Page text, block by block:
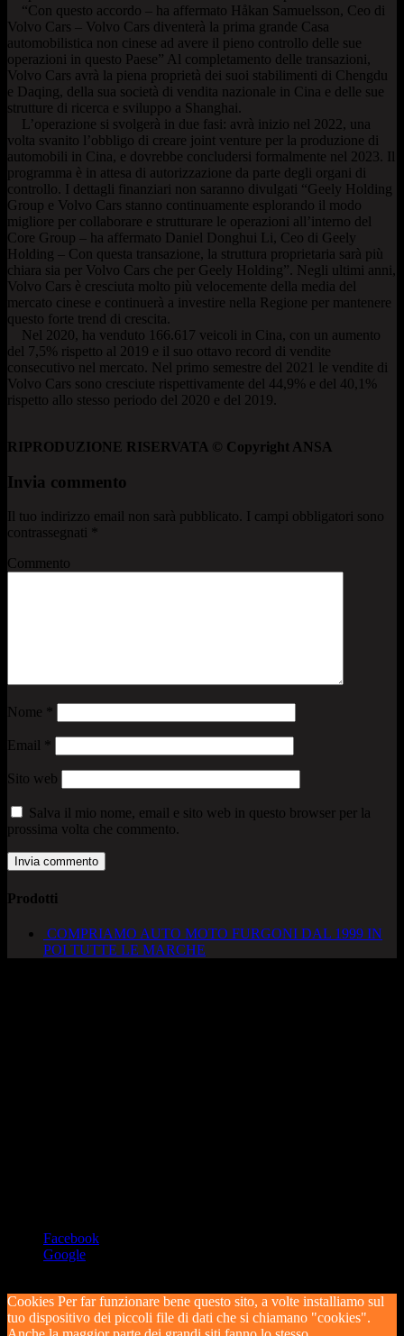
“Con questo accordo – ha affermato Håkan Samuelsson, Ceo di
Volvo Cars – Volvo Cars diventerà la prima grande Casa
automobilistica non cinese ad avere il pieno controllo delle sue
operazioni in questo Paese” Al completamento delle transazioni,
Volvo Cars avrà la piena proprietà dei suoi stabilimenti di Chengdu
e Daqing, della sua società di vendita nazionale in Cina e delle sue
strutture di ricerca e sviluppo a Shanghai.
L’operazione si svolgerà in due fasi: avrà inizio nel 2022, una
volta svanito l’obbligo di creare joint venture per la produzione di
automobili in Cina, e dovrebbe concludersi formalmente nel 2023. Il
programma è in attesa di autorizzazione da parte degli organi di
controllo. I dettagli finanziari non saranno divulgati “Geely Holding
Group e Volvo Cars stanno continuamente esplorando il modo
migliore per collaborare e strutturare le operazioni all’interno del
Core Group – ha affermato Daniel Donghui Li, Ceo di Geely
Holding – Con questa transazione, la struttura proprietaria sarà più
chiara sia per Volvo Cars che per Geely Holding”. Negli ultimi anni,
Volvo Cars è cresciuta molto più velocemente della media del
mercato cinese e continuerà a investire nella Regione per mantenere
questo forte trend di crescita.
Nel 2020, ha venduto 166.617 veicoli in Cina, con un aumento
del 7,5% rispetto al 2019 e il suo ottavo record di vendite
consecutivo nel mercato. Nel primo semestre del 2021 le vendite di
Volvo Cars sono cresciute rispettivamente del 44,9% e del 40,1%
rispetto allo stesso periodo del 2020 e del 2019.
RIPRODUZIONE RISERVATA © Copyright ANSA
Invia commento
Il tuo indirizzo email non sarà pubblicato.
I campi obbligatori sono
contrassegnati
Commento
Nome
Email
Sito web
Salva il mio nome, email e sito web in questo browser per la
prossima volta che commento.
Prodotti
COMPRIAMO AUTO MOTO FURGONI DAL 1999 IN
POI TUTTE LE MARCHE
Facebook
Google
Cookies Per far funzionare bene questo sito, a volte installiamo sul
tuo dispositivo dei piccoli file di dati che si chiamano "cookies".